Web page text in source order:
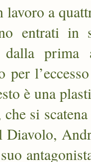
lavoro a
entrati in
dalla prima
per
è una
si
Diavolo,